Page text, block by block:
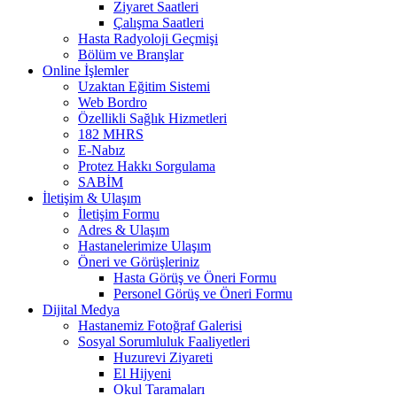
Ziyaret Saatleri
Çalışma Saatleri
Hasta Radyoloji Geçmişi
Bölüm ve Branşlar
Online İşlemler
Uzaktan Eğitim Sistemi
Web Bordro
Özellikli Sağlık Hizmetleri
182 MHRS
E-Nabız
Protez Hakkı Sorgulama
SABİM
İletişim & Ulaşım
İletişim Formu
Adres & Ulaşım
Hastanelerimize Ulaşım
Öneri ve Görüşleriniz
Hasta Görüş ve Öneri Formu
Personel Görüş ve Öneri Formu
Dijital Medya
Hastanemiz Fotoğraf Galerisi
Sosyal Sorumluluk Faaliyetleri
Huzurevi Ziyareti
El Hijyeni
Okul Taramaları